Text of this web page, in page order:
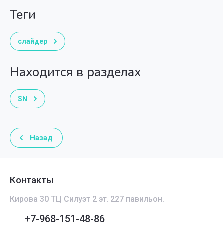
теги
слайдер
Находится в разделах
SN
Назад
Контакты
Кирова 30 ТЦ Силуэт 2 эт. 227 павильон.
+7-968-151-48-86